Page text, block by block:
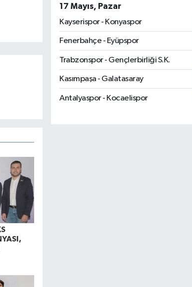
17 Mayıs, Pazar
Kayserispor - Konyaspor
Fenerbahçe - Eyüpspor
Trabzonspor - Gençlerbirliği S.K.
Kasımpaşa - Galatasaray
Antalyaspor - Kocaelispor